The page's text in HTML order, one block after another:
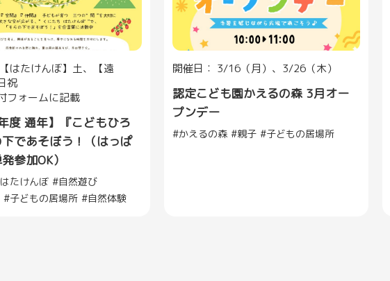
はたけんぼ】土、【遠
祝
フォームに記載
度 通年】『こどもひろ
であそぼう！（はっぱ
参加OK）
たけんぼ
自然遊び
子どもの居場所 自然体験
開催日： 3/16（月）、3/26（木）
認定こども園かえるの森 3月オー
プンデー
かえるの森 親子 子どもの居場所